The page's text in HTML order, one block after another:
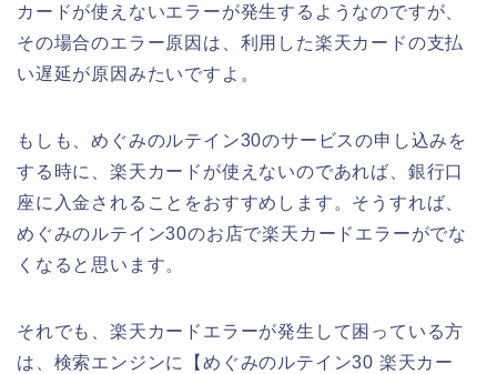
カードが使えないエラーが発生するようなのですが、
その場合のエラー原因は、利用した楽天カードの支払
い遅延が原因みたいですよ。
もしも、めぐみのルテイン30のサービスの申し込みを
する時に、楽天カードが使えないのであれば、銀行口
座に入金されることをおすすめします。そうすれば、
めぐみのルテイン30のお店で楽天カードエラーがでな
くなると思います。
それでも、楽天カードエラーが発生して困っている方
は、検索エンジンに【めぐみのルテイン30 楽天カー